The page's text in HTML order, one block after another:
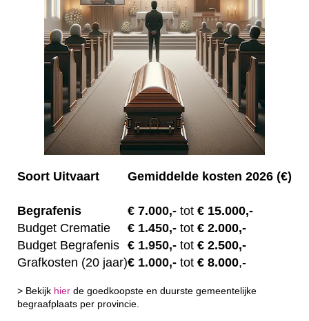
Soort Uitvaart Gemiddelde kosten 2026 (€)
Begrafenis € 7.000,- tot € 15.000,-
Budget Crematie
€ 1.450,- tot € 2.000,-
Budget Begrafenis € 1.950,- tot € 2.500,-
Grafkosten (20 jaar)€ 1.000,- tot € 8.000,-
> Bekijk hier de goedkoopste en duurste gemeentelijke
begraafplaats per provincie.